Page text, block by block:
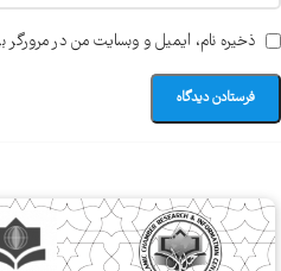
ذخیره نام، ایمیل و وبسایت من در مرورگر